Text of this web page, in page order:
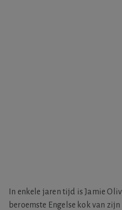
In enkele jaren tijd is Jamie
beroemste Engelse kok van